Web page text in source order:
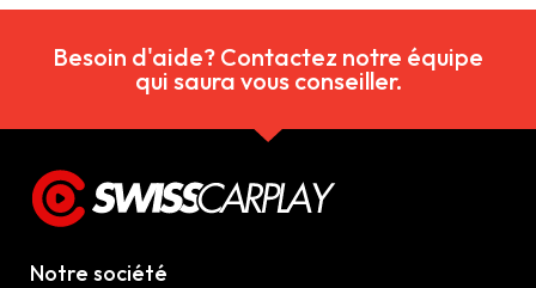
Besoin d'aide? Contactez notre équipe
qui saura vous conseiller.
Notre société